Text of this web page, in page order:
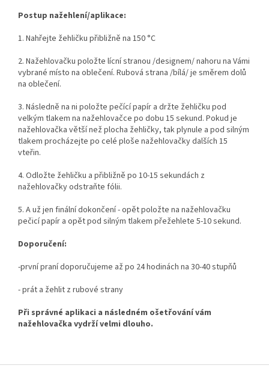
Postup nažehlení/aplikace:
1. Nahřejte žehličku přibližně na 150 °C
2. Nažehlovačku položte lícní stranou /designem/ nahoru na Vámi
vybrané místo na oblečení. Rubová strana /bílá/ je směrem dolů
na oblečení.
3. Následně na ni položte pečící papír a držte žehličku pod
velkým tlakem na nažehlovačce po dobu 15 sekund. Pokud je
nažehlovačka větší než plocha žehličky, tak plynule a pod silným
tlakem procházejte po celé ploše nažehlovačky dalších 15
vteřin.
4. Odložte žehličku a přibližně po 10-15 sekundách z
nažehlovačky odstraňte fólii.
5. A už jen finální dokončení - opět položte na nažehlovačku
pečicí papír a opět pod silným tlakem přežehlete 5-10 sekund.
Doporučení:
-první praní doporučujeme až po 24 hodinách na 30-40 stupňů
- prát a žehlit z rubové strany
Při správné aplikaci a následném ošetřování vám
nažehlovačka vydrží velmi dlouho.